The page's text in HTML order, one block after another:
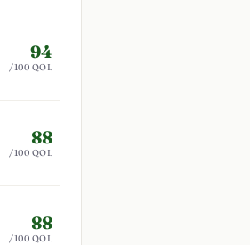
94
/100 QOL
88
/100 QOL
88
/100 QOL